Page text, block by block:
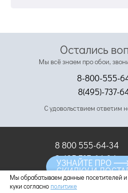
Остались
Мы всё знаем про обои,
8-800-555-
8(495)-737-
С удовольствием ответим
Мы обрабатываем данные посетителей и
куки согласно политике
8 800 555-64-34
8 495 737-64-34
8 999 909-7777
УЗНАЙТЕ ПРО
СКИДКУ И